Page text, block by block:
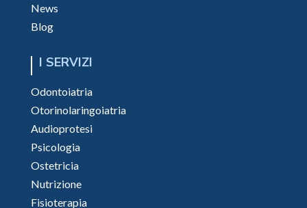
News
Blog
I SERVIZI
Odontoiatria
Otorinolaringoiatria
Audioprotesi
Psicologia
Ostetricia
Nutrizione
Fisioterapia